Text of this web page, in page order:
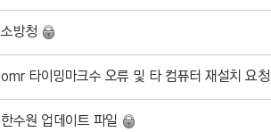
소방청
omr 타이밍마크수 오류 및 타 컴퓨터 재설치 요청
한수원 업데이트 파일